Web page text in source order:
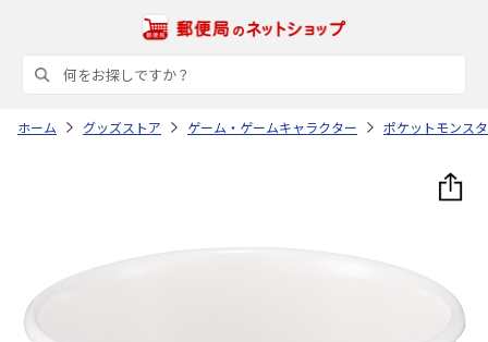
ホーム グッズストア ゲーム・ゲームキャラクター ポケットモンス